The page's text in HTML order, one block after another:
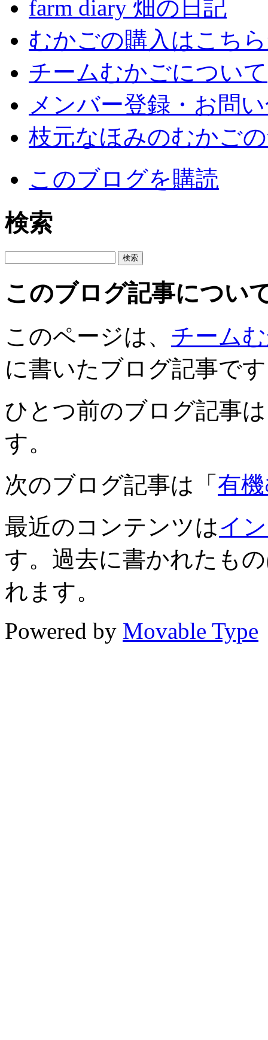
farm diary 畑の日記
むかごの購入はこち
チームむかごについて
メンバー登録・お問
枝元なほみのむかご
このブログを購読
検索
このブログ記事につい
このページは、 チーム
に書いたブログ記事で
ひとつ前のブログ記事
す。
次のブログ記事は「 有
最近のコンテンツはイ
す。過去に書かれたも
れます。
Powered by Movable Type